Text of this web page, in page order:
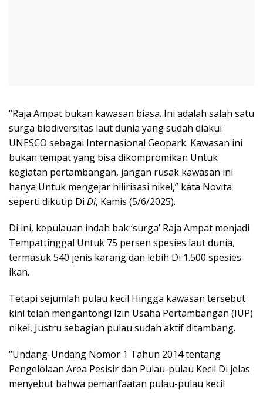
“Raja Ampat bukan kawasan biasa. Ini adalah salah satu
surga biodiversitas laut dunia yang sudah diakui
UNESCO sebagai Internasional Geopark. Kawasan ini
bukan tempat yang bisa dikompromikan Untuk
kegiatan pertambangan, jangan rusak kawasan ini
hanya Untuk mengejar hilirisasi nikel,” kata Novita
seperti dikutip Di Di, Kamis (5/6/2025).
Di ini, kepulauan indah bak ‘surga’ Raja Ampat menjadi
Tempattinggal Untuk 75 persen spesies laut dunia,
termasuk 540 jenis karang dan lebih Di 1.500 spesies
ikan.
Tetapi sejumlah pulau kecil Hingga kawasan tersebut
kini telah mengantongi Izin Usaha Pertambangan (IUP)
nikel, Justru sebagian pulau sudah aktif ditambang.
“Undang-Undang Nomor 1 Tahun 2014 tentang
Pengelolaan Area Pesisir dan Pulau-pulau Kecil Di jelas
menyebut bahwa pemanfaatan pulau-pulau kecil